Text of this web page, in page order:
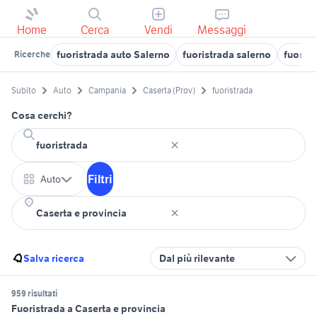
Home Cerca Vendi Messaggi
Ricerche fuoristrada auto Salerno fuoristrada salerno
Subito Auto Campania Caserta (Prov) fuoristrada
Cosa cerchi?
Auto Filtri
Salva ricerca Dal più rilevante
959 risultati
Fuoristrada a Caserta e provincia